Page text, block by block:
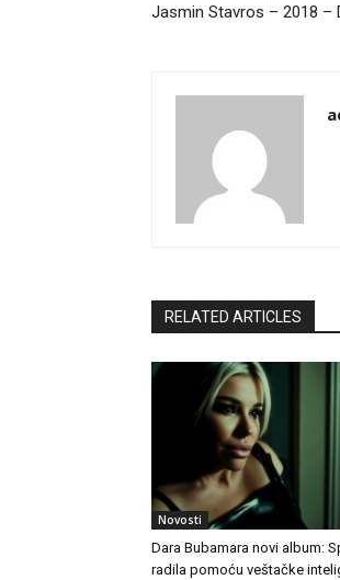
Jasmin Stavros – 2018 –
RELATED ARTICLES
Novosti
Dara Bubamara novi album:
radila pomoću veštačke